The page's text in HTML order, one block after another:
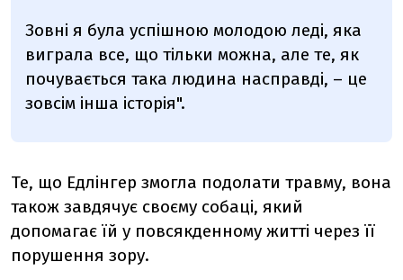
Зовні я була успішною молодою леді, яка
виграла все, що тільки можна, але те, як
почувається така людина насправді, – це
зовсім інша історія".
Те, що Едлінгер змогла подолати травму, вона
також завдячує своєму собаці, який
допомагає їй у повсякденному житті через її
порушення зору.